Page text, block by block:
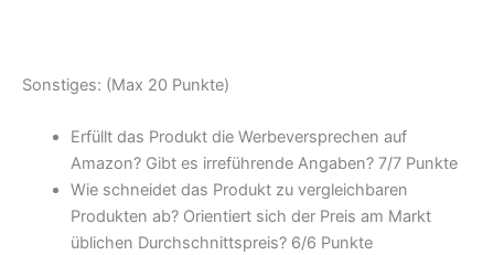
Sonstiges: (Max 20 Punkte)
Erfüllt das Produkt die Werbeversprechen auf
Amazon? Gibt es irreführende Angaben? 7/7 Punkte
Wie schneidet das Produkt zu vergleichbaren
Produkten ab? Orientiert sich der Preis am Markt
üblichen Durchschnittspreis? 6/6 Punkte